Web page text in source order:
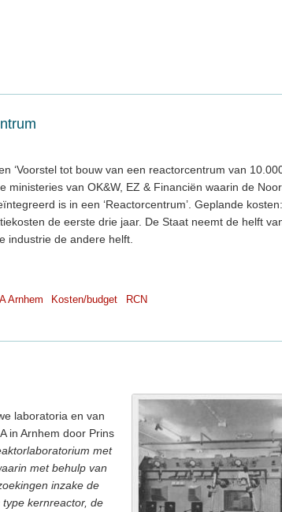
‘Voorstel tot bouw van een reactorcentrum van
ministeries van OK&W, EZ & Financiën waarin de
is in een ‘Reactorcentrum’. Geplande
de eerste drie jaar. De Staat neemt de helft
industrie de andere helft.
Arnhem Kosten/budget RCN
laboratoria en van
in Arnhem door Prins
met
met behulp van
inzake de
kernreactor, de